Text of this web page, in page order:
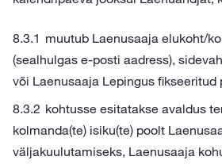
muutub Laenusaaja elukoht/
(sealhulgas e-posti aadress),
või Laenusaaja Lepingus fikseeritud
kohtusse esitatakse avaldus
kolmanda(te) isiku(te) poolt
väljakuulutamiseks, Laenusaaja